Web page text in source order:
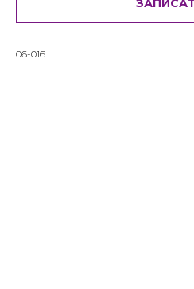
06-016